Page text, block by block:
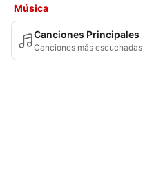
Música
Canciones Principales
Canciones más escuchadas